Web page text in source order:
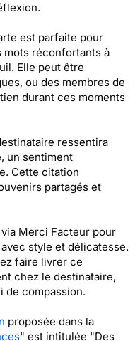
est parfaite pour
mots réconfortants à
Elle peut être
ou des membres de
durant ces moments
ressentira
un sentiment
Cette citation
partagés et
Merci Facteur pour
style et délicatesse.
faire livrer ce
chez le destinataire,
de compassion.
proposée dans la
" est intitulée "Des